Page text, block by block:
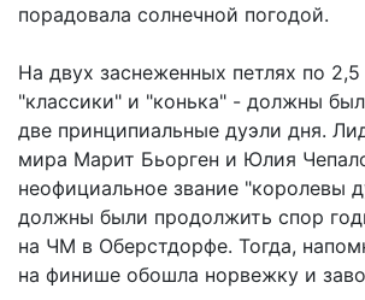
порадовала солнечной погодой.
На двух заснеженных петлях по
"классики" и "конька" - должны
две принципиальные дуэли дня.
мира Марит Бьорген и Юлия
неофициальное звание "королевы
должны были продолжить спор
на ЧМ в Оберстдорфе. Тогда,
на финише обошла норвежку и